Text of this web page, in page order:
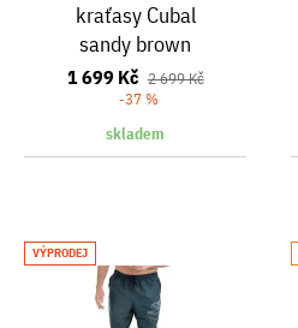
kraťasy Cubal
sandy brown
1 699 Kč 2 699 Kč
-37 %
skladem
VÝPRODEJ